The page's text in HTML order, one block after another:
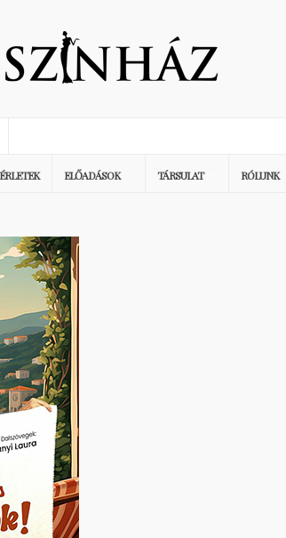
ELŐADÁSOK TÁRSULAT RÓLUNK